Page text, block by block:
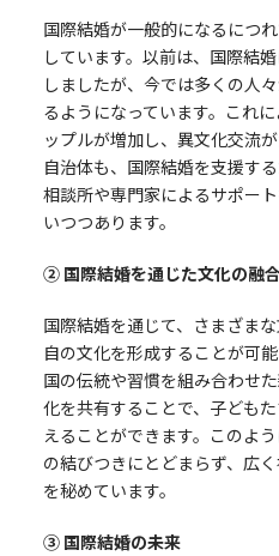
国際結婚が一般的になるにつ
しています。以前は、国際結
しましたが、今では多くの人
るようになっています。これ
ップルが増加し、異文化交流
自治体も、国際結婚を支援す
相談所や専門家によるサポー
いつつあります。
② 国際結婚を通じた文化の融合
国際結婚を通じて、さまざま
自の文化を形成することが可
国の伝統や習慣を組み合わせ
化を共有することで、子ども
えることができます。このよ
の結びつきにとどまらず、広
を秘めています。
③ 国際結婚の未来